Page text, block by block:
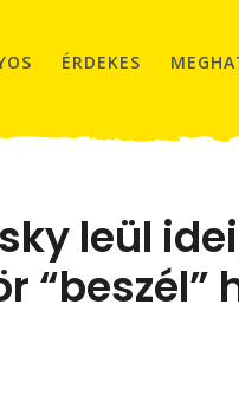
ÉRDEKES
leül
“beszél”